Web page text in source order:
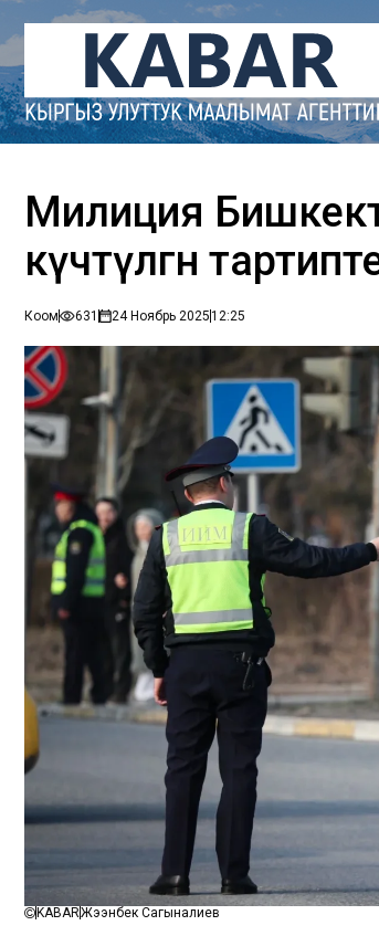
Милиция
күчөтүлгөн
Коом 631 24 Ноябрь 202512:25
KABARЖээнбек Сагыналиев